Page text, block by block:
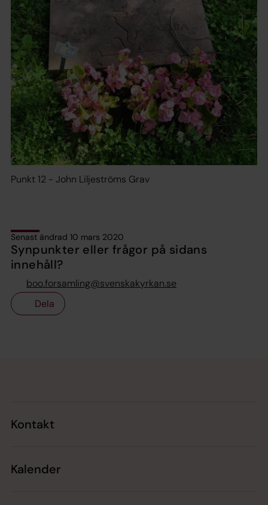
Punkt 12 - John Liljeströms Grav
Senast ändrad 10 mars 2020
Synpunkter eller frågor på sidans
innehåll?
boo.forsamling@svenskakyrkan.se
Dela
Kontakt
Kalender